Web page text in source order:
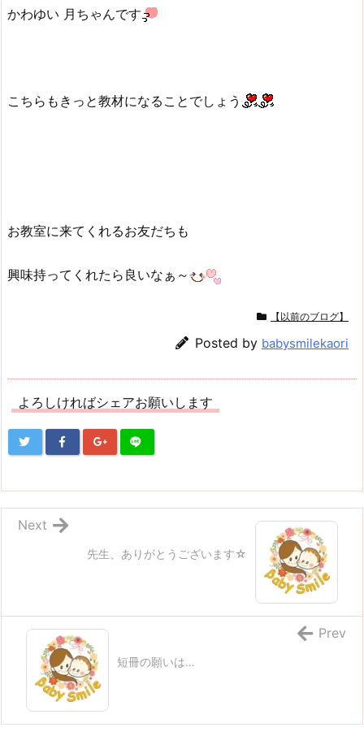
かわゆい 月ちゃんです
こちらもきっと教材になることでしょう
お教室に来てくれるお友だちも
興味持ってくれたら良いなぁ～
【以前のブログ】
Posted by babysmilekaori
よろしければシェアお願いします
先生、ありがとうございます☆
Next
短冊の願いは…
Prev